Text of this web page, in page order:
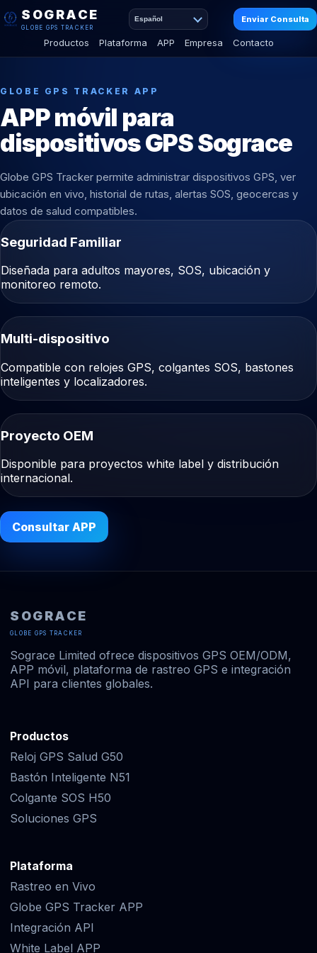
SOGRACE
GLOBE GPS TRACKER
Productos Plataforma APP Empresa Contacto
Español Enviar Consulta
GLOBE GPS TRACKER APP
APP móvil para
dispositivos GPS Sograce
Globe GPS Tracker permite administrar dispositivos GPS, ver
ubicación en vivo, historial de rutas, alertas SOS, geocercas y
datos de salud compatibles.
Seguridad Familiar
Diseñada para adultos mayores, SOS, ubicación y
monitoreo remoto.
Multi-dispositivo
Compatible con relojes GPS, colgantes SOS, bastones
inteligentes y localizadores.
Proyecto OEM
Disponible para proyectos white label y distribución
internacional.
Consultar APP
SOGRACE
GLOBE GPS TRACKER
Sograce Limited ofrece dispositivos GPS OEM/ODM,
APP móvil, plataforma de rastreo GPS e integración
API para clientes globales.
Productos
Reloj GPS Salud G50
Bastón Inteligente N51
Colgante SOS H50
Soluciones GPS
Plataforma
Rastreo en Vivo
Globe GPS Tracker APP
Integración API
White Label APP